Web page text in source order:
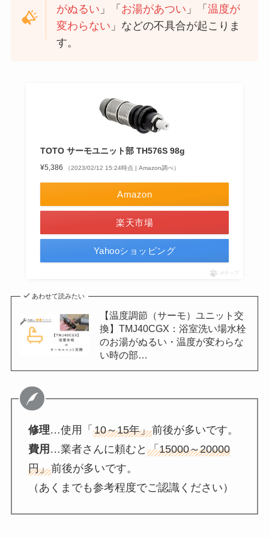
がぬるい 」「 お湯があつい 」「温度が
変わらない 」などの不具合が起こりま
す。
TOTO サーモユニット部 TH576S 98g
¥5,386 （2023/02/12 15:24時点 | Amazon調べ）
Amazon
楽天市場
Yahooショッピング
ポチップ
あわせて読みたい
【温度調節（サーモ）ユニット交
換】TMJ40CGX：浴室洗い場水栓
のお湯がぬるい・温度が変わらな
い時の部…
修理…使用「 10～15年」前後が多いです。
費用 …業者さんに頼むと 「15000～20000
円」前後が多いです。
（あくまでも参考程度でご認識ください）